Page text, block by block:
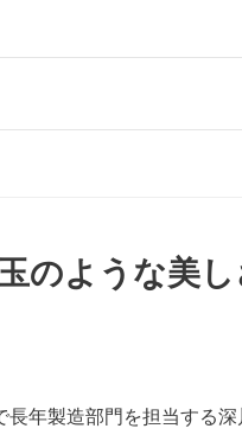
玉のような美
年製造部門を担当する深